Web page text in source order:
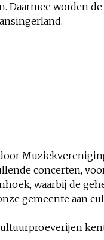
Daarmee worden
concerten,
waarbij de
gemeente aan